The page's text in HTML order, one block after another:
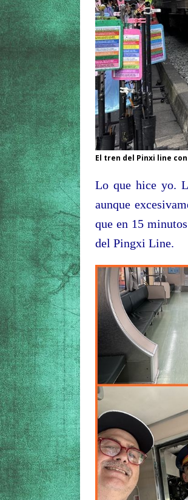
El tren del Pinxi line
Lo que hice yo.
aunque
que en 15
del Pingxi Line.